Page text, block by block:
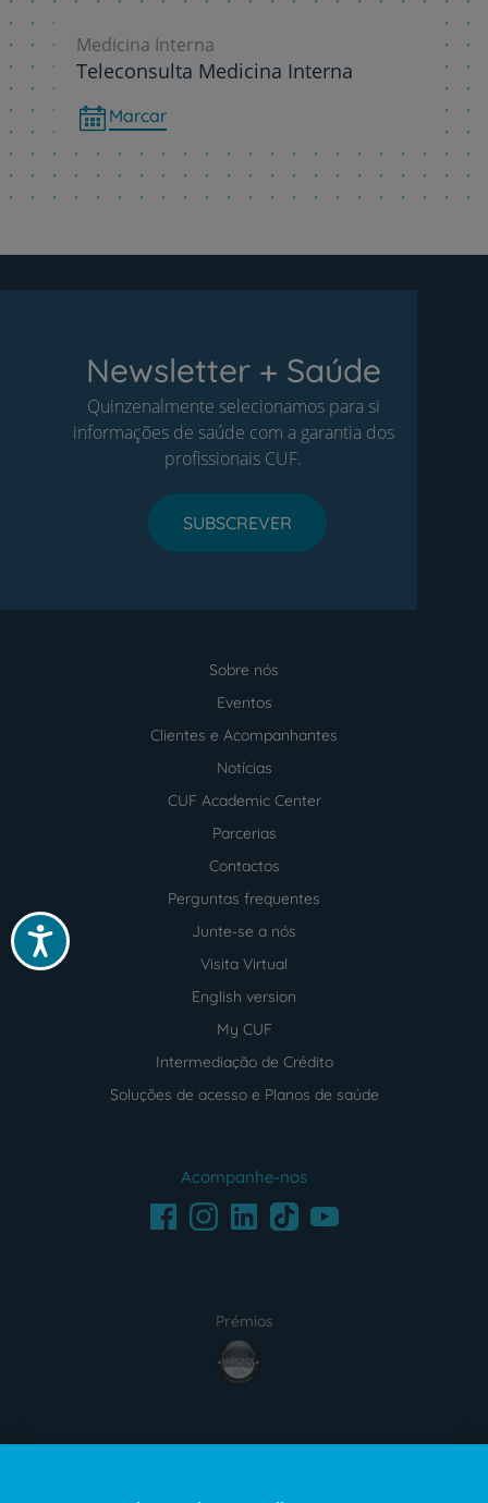
Acessibilidade
Medicina Interna
Teleconsulta Medicina Interna
Marcar
Newsletter + Saúde
Quinzenalmente selecionamos para si
informações de saúde com a garantia dos
profissionais CUF.
SUBSCREVER
Sobre nós
Eventos
Clientes e Acompanhantes
Notícias
CUF Academic Center
Parcerias
Contactos
Perguntas frequentes
Junte-se a nós
Visita Virtual
English version
My CUF
Intermediação de Crédito
Soluções de acesso e Planos de saúde
Acompanhe-nos
FacebookInstagramLinkedInTikTokYoutube
Prémios
award4